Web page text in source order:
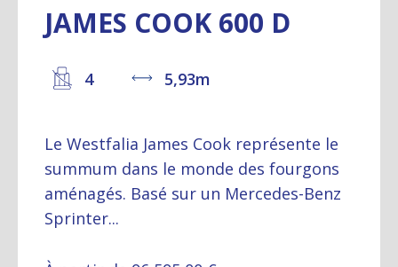
JAMES COOK 600 D
4 5,93m
Le Westfalia James Cook représente le
summum dans le monde des fourgons
aménagés. Basé sur un Mercedes-Benz
Sprinter...